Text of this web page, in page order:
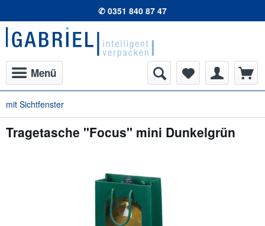
✆ 0351 840 87 47
Menü
mit Sichtfenster
Tragetasche "Focus" mini Dunkelgrün